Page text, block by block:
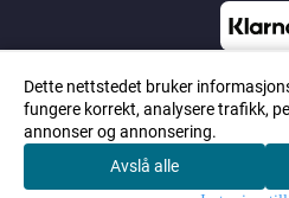
Dette nettstedet bruker
fungere korrekt, analysere trafikk,
annonser og annonsering.
Avslå alle